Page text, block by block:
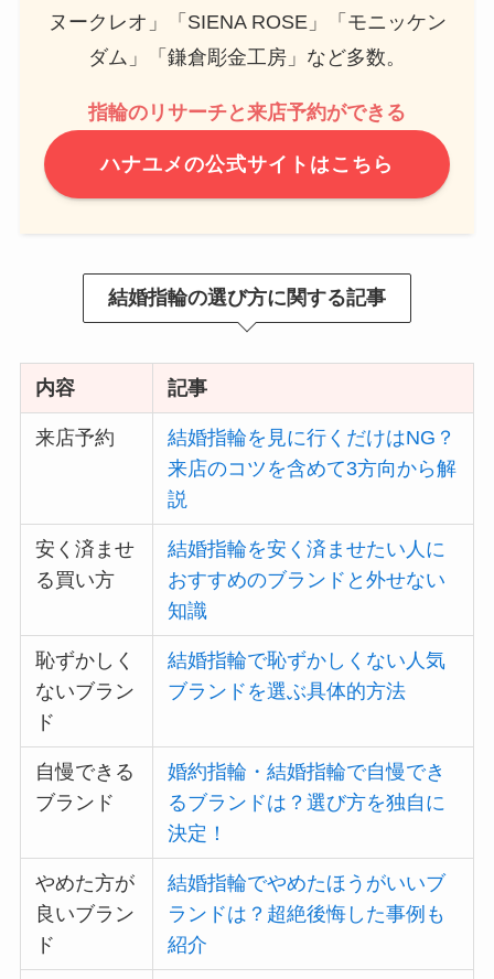
ヌークレオ」「SIENA ROSE」「モニッケン
ダム」「鎌倉彫金工房」など多数。
指輪のリサーチと来店予約ができる
ハナユメの公式サイトはこちら
結婚指輪の選び方に関する記事
内容 記事
来店予約
結婚指輪を見に行くだけはNG？
来店のコツを含めて3方向から解
説
安く済ませ
る買い方
結婚指輪を安く済ませたい人に
おすすめのブランドと外せない
知識
恥ずかしく
ないブラン
ド
結婚指輪で恥ずかしくない人気
ブランドを選ぶ具体的方法
自慢できる
ブランド
婚約指輪・結婚指輪で自慢でき
るブランドは？選び方を独自に
決定！
やめた方が
良いブラン
ド
結婚指輪でやめたほうがいいブ
ランドは？超絶後悔した事例も
紹介